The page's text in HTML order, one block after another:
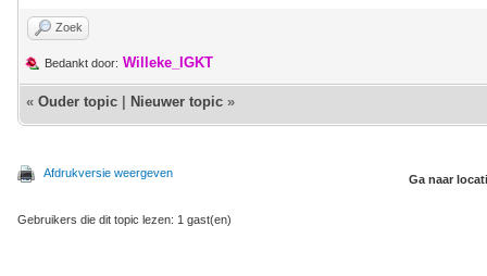
Zoek
Bedankt door: Willeke_IGKT
« Ouder topic Nieuwer topic »
Afdrukversie weergeven Ga naar
Gebruikers die dit topic lezen: 1 gast(en)